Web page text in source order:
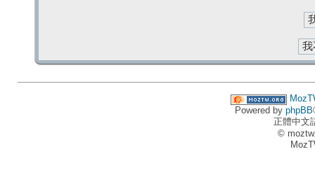
Powered by phpBB
正體中文
©